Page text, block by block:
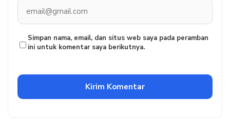
Simpan nama, email, dan situs web saya pada peramban
ini untuk komentar saya berikutnya.